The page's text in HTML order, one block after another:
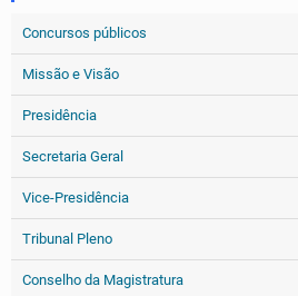
Concursos públicos
Missão e Visão
Presidência
Secretaria Geral
Vice-Presidência
Tribunal Pleno
Conselho da Magistratura